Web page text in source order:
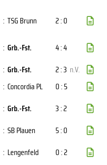
: TSG Brunn
2 : 0
: Grb.-Fst.
4 : 4
: Grb.-Fst. 2 : 3 n.V.
: Concordia PL
0 : 5
: Grb.-Fst.
3 : 2
: SB Plauen
5 : 0
: Lengenfeld
0 : 2